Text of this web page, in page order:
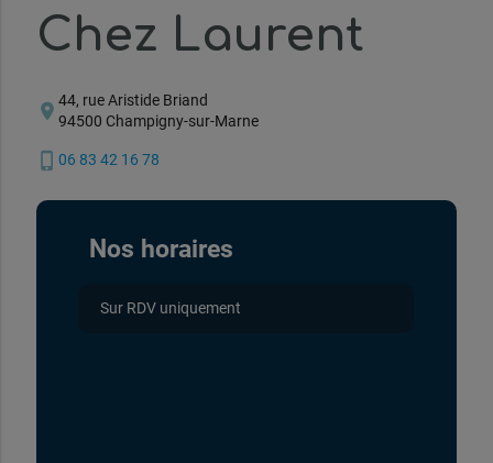
Chez Laurent
location_on 44, rue Aristide Briand
94500 Champigny-sur-Marne
phone_iphone 06 83 42 16 78
Nos horaires
Sur RDV uniquement